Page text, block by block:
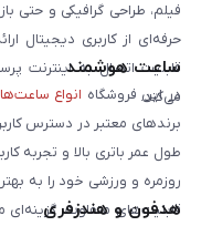
فیلم، طراحی گرافیکی و حتی
حرفه‌ای از کاربری دیجیتال
قابلیت اتصال به اینترنت
می‌کند.
ساعت هوشمند
در این فروشگاه انواع
برندهای معتبر در دسترس
طول عمر باتری بالا و تجربه
روزمره و ورزشی خود را به
قابلیت‌های متفاوت،
هدفون و هندزفری